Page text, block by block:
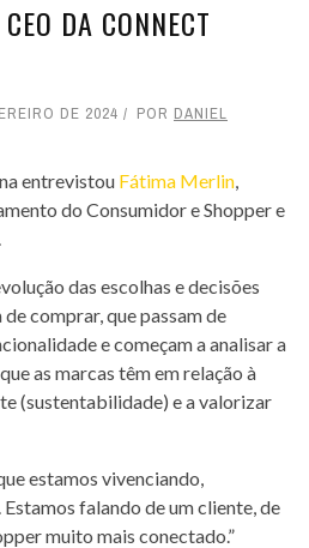
DA CONNECT
DE 2024 POR DANIEL
entrevistou Fátima Merlin,
do Consumidor e Shopper e
das escolhas e decisões
comprar, que passam de
e começam a analisar a
as marcas têm em relação à
(sustentabilidade) e a valorizar
estamos vivenciando,
falando de um cliente, de
muito mais conectado.”